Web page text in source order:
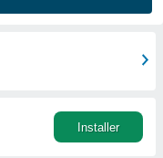
Installer